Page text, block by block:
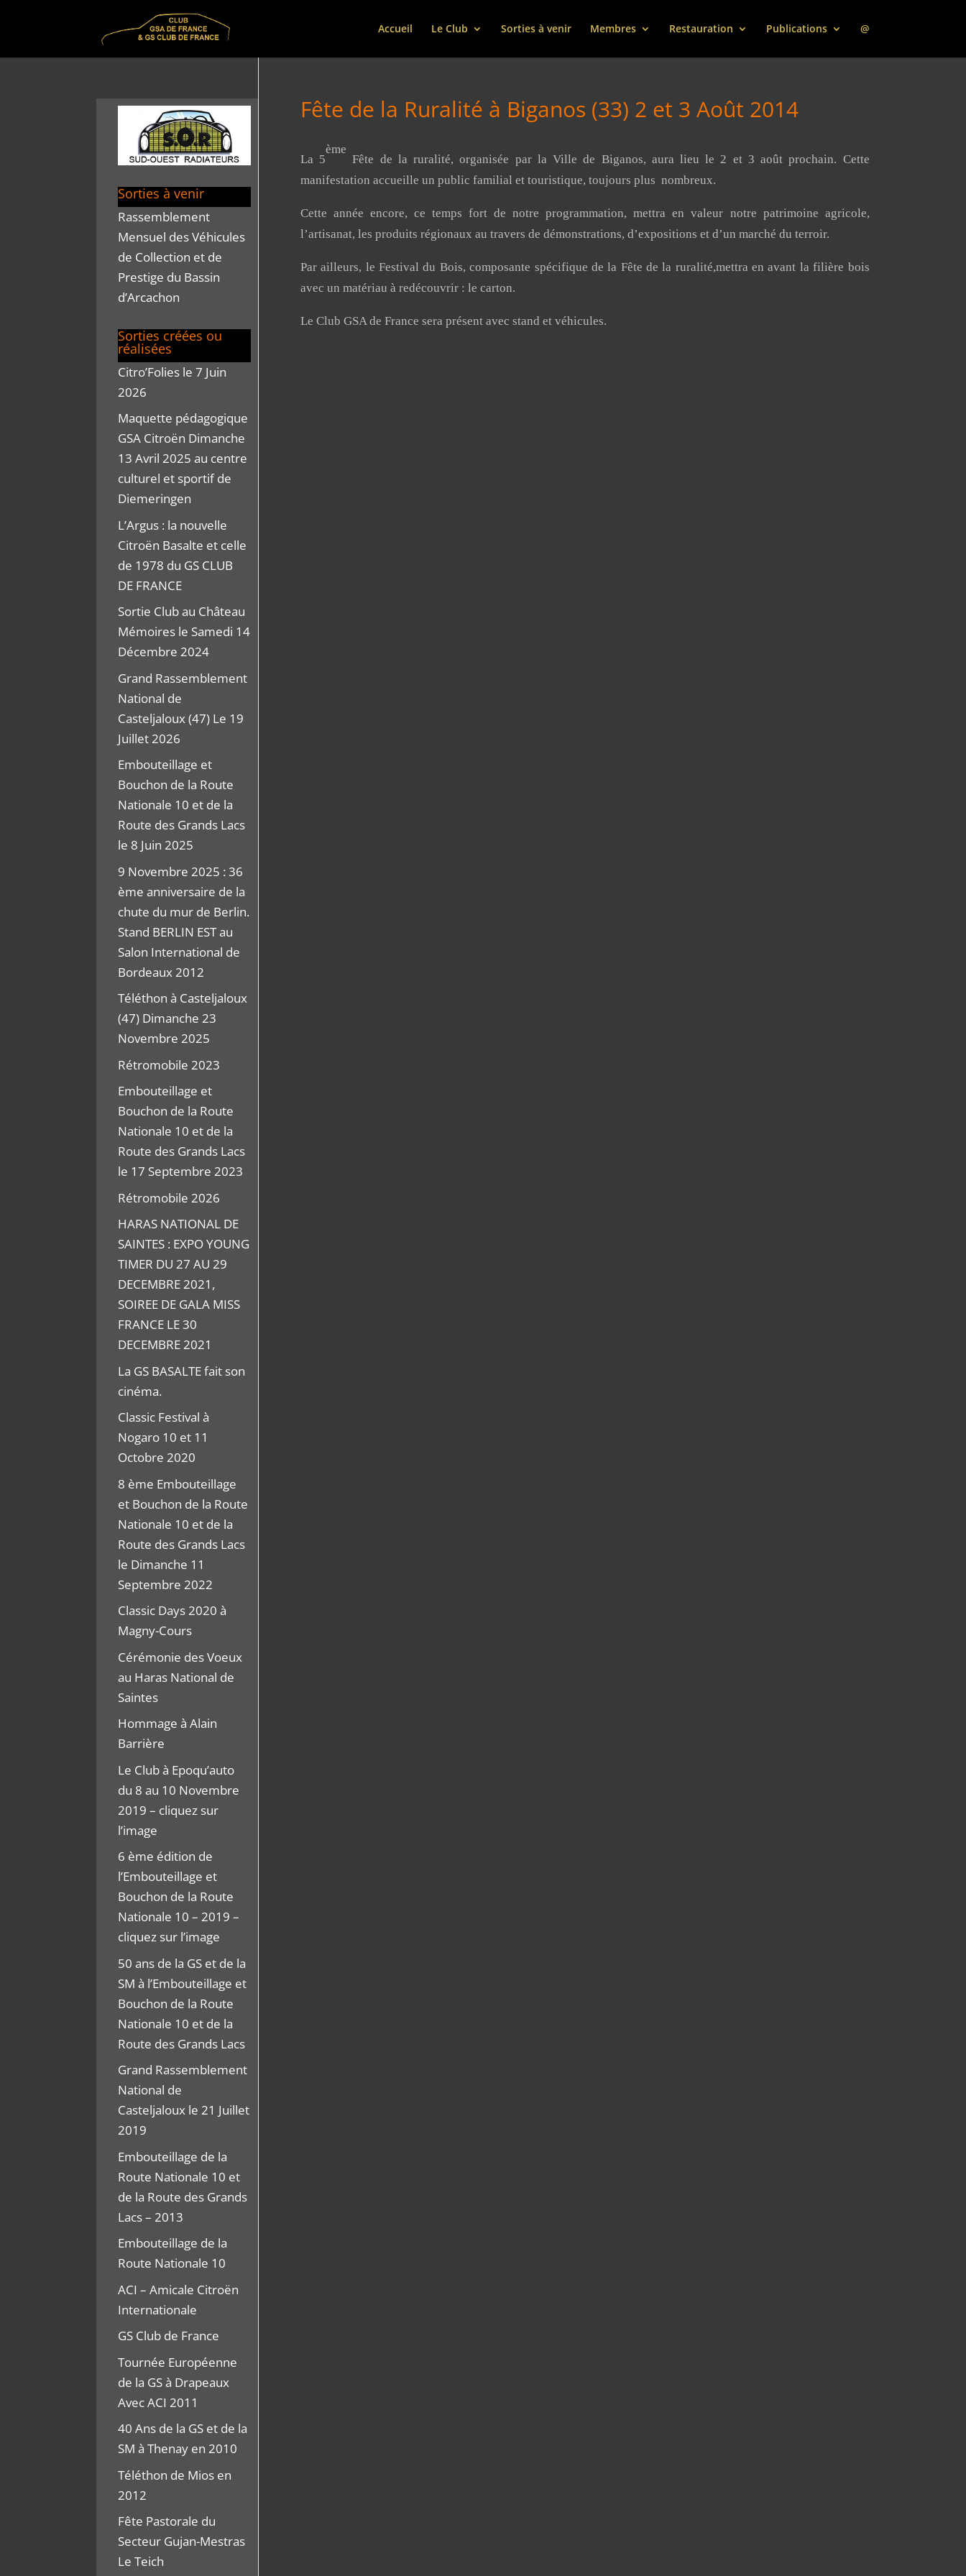
Accueil Le Club Sorties à venir Membres Restauration Publications @
Fête de la Ruralité à Biganos (33) 2 et 3 Août 2014
La 5
ème
Fête de la ruralité, organisée par la Ville de Biganos, aura lieu le 2 et 3 août prochain. Cette
manifestation accueille un public familial et touristique, toujours plus nombreux.
Cette année encore, ce temps fort de notre programmation, mettra en valeur notre patrimoine agricole,
l’artisanat, les produits régionaux au travers de démonstrations, d’expositions et d’un marché du terroir.
Par ailleurs, le Festival du Bois, composante spécifique de la Fête de la ruralité,mettra en avant la filière bois
avec un matériau à redécouvrir : le carton.
Le Club GSA de France sera présent avec stand et véhicules.
Sorties à venir
Rassemblement
Mensuel des Véhicules
de Collection et de
Prestige du Bassin
d’Arcachon
Sorties créées ou
réalisées
Citro’Folies le 7 Juin
2026
Maquette pédagogique
GSA Citroën Dimanche
13 Avril 2025 au centre
culturel et sportif de
Diemeringen
L’Argus : la nouvelle
Citroën Basalte et celle
de 1978 du GS CLUB
DE FRANCE
Sortie Club au Château
Mémoires le Samedi 14
Décembre 2024
Grand Rassemblement
National de
Casteljaloux (47) Le 19
Juillet 2026
Embouteillage et
Bouchon de la Route
Nationale 10 et de la
Route des Grands Lacs
le 8 Juin 2025
9 Novembre 2025 : 36
ème anniversaire de la
chute du mur de Berlin.
Stand BERLIN EST au
Salon International de
Bordeaux 2012
Téléthon à Casteljaloux
(47) Dimanche 23
Novembre 2025
Rétromobile 2023
Embouteillage et
Bouchon de la Route
Nationale 10 et de la
Route des Grands Lacs
le 17 Septembre 2023
Rétromobile 2026
HARAS NATIONAL DE
SAINTES : EXPO YOUNG
TIMER DU 27 AU 29
DECEMBRE 2021,
SOIREE DE GALA MISS
FRANCE LE 30
DECEMBRE 2021
La GS BASALTE fait son
cinéma.
Classic Festival à
Nogaro 10 et 11
Octobre 2020
8 ème Embouteillage
et Bouchon de la Route
Nationale 10 et de la
Route des Grands Lacs
le Dimanche 11
Septembre 2022
Classic Days 2020 à
Magny-Cours
Cérémonie des Voeux
au Haras National de
Saintes
Hommage à Alain
Barrière
Le Club à Epoqu’auto
du 8 au 10 Novembre
2019 – cliquez sur
l’image
6 ème édition de
l’Embouteillage et
Bouchon de la Route
Nationale 10 – 2019 –
cliquez sur l’image
50 ans de la GS et de la
SM à l’Embouteillage et
Bouchon de la Route
Nationale 10 et de la
Route des Grands Lacs
Grand Rassemblement
National de
Casteljaloux le 21 Juillet
2019
Embouteillage de la
Route Nationale 10 et
de la Route des Grands
Lacs – 2013
Embouteillage de la
Route Nationale 10
ACI – Amicale Citroën
Internationale
GS Club de France
Tournée Européenne
de la GS à Drapeaux
Avec ACI 2011
40 Ans de la GS et de la
SM à Thenay en 2010
Téléthon de Mios en
2012
Fête Pastorale du
Secteur Gujan-Mestras
Le Teich